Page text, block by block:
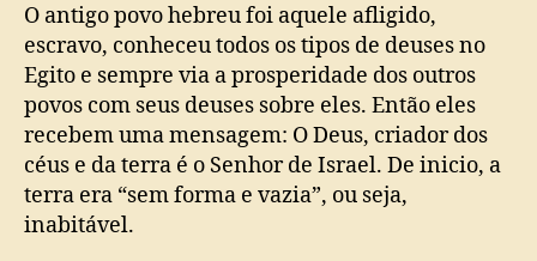
O antigo povo hebreu foi aquele afligido,
escravo, conheceu todos os tipos de deuses no
Egito e sempre via a prosperidade dos outros
povos com seus deuses sobre eles. Então eles
recebem uma mensagem: O Deus, criador dos
céus e da terra é o Senhor de Israel. De inicio, a
terra era “sem forma e vazia”, ou seja,
inabitável.